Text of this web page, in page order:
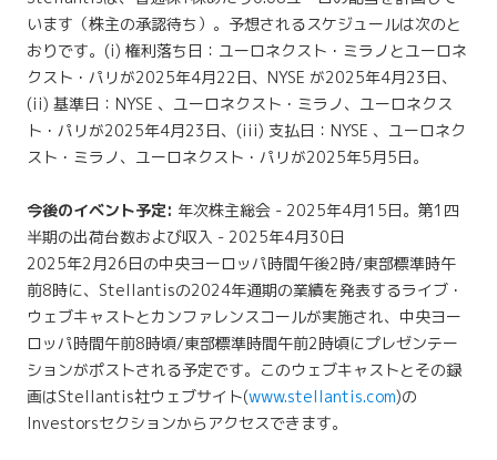
います（株主の承認待ち）。予想されるスケジュールは次のと
おりです。(i) 権利落ち日：ユーロネクスト・ミラノとユーロネ
クスト・パリが2025年4月22日、NYSE が2025年4月23日、
(ii) 基準日：NYSE 、ユーロネクスト・ミラノ、ユーロネクス
ト・パリが2025年4月23日、(iii) 支払日：NYSE 、ユーロネク
スト・ミラノ、ユーロネクスト・パリが2025年5月5日。
今後のイベント予定: 年次株主総会 - 2025年4月15日。第1四
半期の出荷台数および収入 - 2025年4月30日
2025年2月26日の中央ヨーロッパ時間午後2時/東部標準時午
前8時に、Stellantisの2024年通期の業績を発表するライブ・
ウェブキャストとカンファレンスコールが実施され、中央ヨー
ロッパ時間午前8時頃/東部標準時間午前2時頃にプレゼンテー
ションがポストされる予定です。このウェブキャストとその録
画はStellantis社ウェブサイト(www.stellantis.com)の
Investorsセクションからアクセスできます。